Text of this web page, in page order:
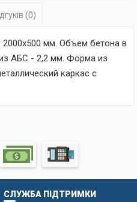
(0)
мм. Объем бетона в
АБС - 2,2 мм. Форма из
каркас с
СЛУЖБА ПІДТРИМКИ